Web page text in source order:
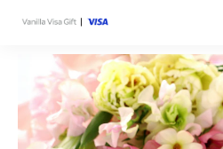
商品紹介
購入方法
利用方法